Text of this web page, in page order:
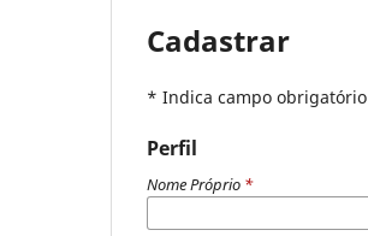
Cadastrar
* Indica campo obrigatório
Perfil
Nome Próprio *